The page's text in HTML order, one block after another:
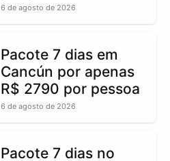
6 de agosto de 2026
Pacote 7 dias em
Cancún por apenas
R$ 2790 por pessoa
6 de agosto de 2026
Pacote 7 dias no